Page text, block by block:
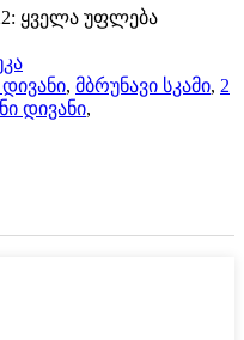
ყველა უფლება
, მბრუნავი სკამი, 2
დივანი,